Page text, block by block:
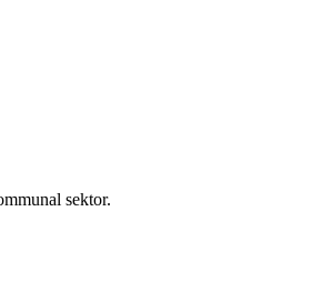
sektor.